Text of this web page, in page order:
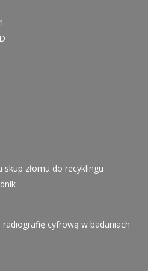
złomu do recyklingu
cyfrową w badaniach